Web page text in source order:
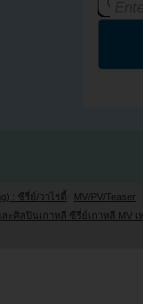
: ซีรี่ย์/วาไรตี้
MV/PV/Teaser
ะศิลปินเกาหลี ซีรี่ย์เกาหลี MV